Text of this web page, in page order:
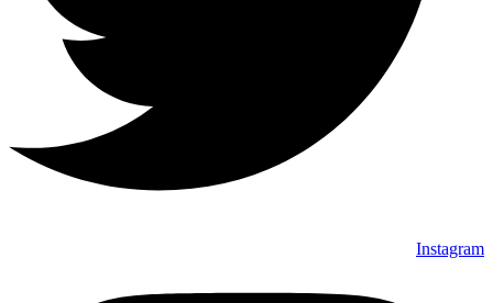
Instagram